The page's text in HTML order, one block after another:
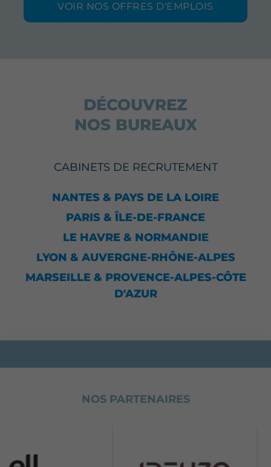
VOIR NOS OFFRES D'EMPLOIS
DÉCOUVREZ
NOS BUREAUX
CABINETS DE RECRUTEMENT
NANTES & PAYS DE LA LOIRE
PARIS & ÎLE-DE-FRANCE
LE HAVRE & NORMANDIE
LYON & AUVERGNE-RHÔNE-ALPES
MARSEILLE & PROVENCE-ALPES-CÔTE
D'AZUR
NOS PARTENAIRES